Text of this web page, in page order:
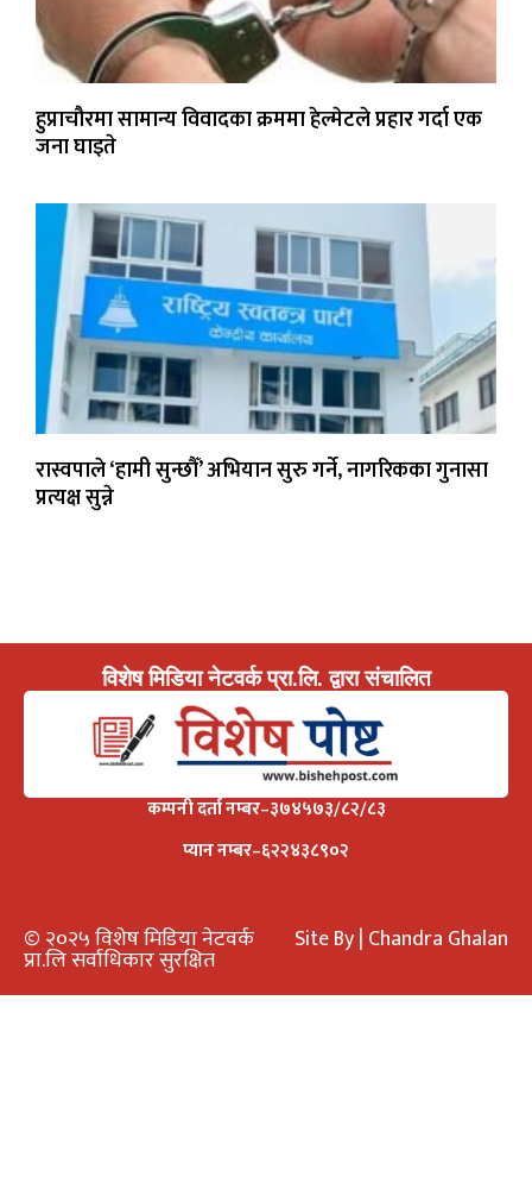
हुप्राचौरमा सामान्य विवादका क्रममा हेल्मेटले प्रहार गर्दा एक
जना घाइते
रास्वपाले ‘हामी सुन्छौँ’ अभियान सुरु गर्ने, नागरिकका गुनासा
प्रत्यक्ष सुन्ने
विशेष मिडिया नेटवर्क प्रा.लि. द्वारा संचालित
कम्पनी दर्ता नम्बर–३७४५७३/८२/८३
प्यान नम्बर–६२२४३८९०२
© २०२५ विशेष मिडिया नेटवर्क
प्रा.लि सर्वाधिकार सुरक्षित
Site By | Chandra Ghalan